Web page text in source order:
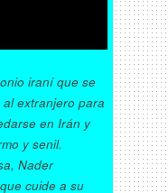
iraní que se
extranjero para
en Irán y
y senil.
Nader
cuide a su